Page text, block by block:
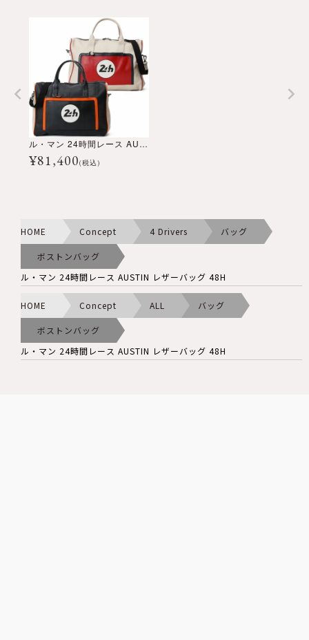
ル・マン 24時間レース AUSTIN レザーバッグ 48H
¥81,400(税込)
HOME Concept 4 Drivers バッグ
ボストンバッグ
ル・マン 24時間レース AUSTIN レザーバッグ 48H
HOME Concept ALL バッグ
ボストンバッグ
ル・マン 24時間レース AUSTIN レザーバッグ 48H